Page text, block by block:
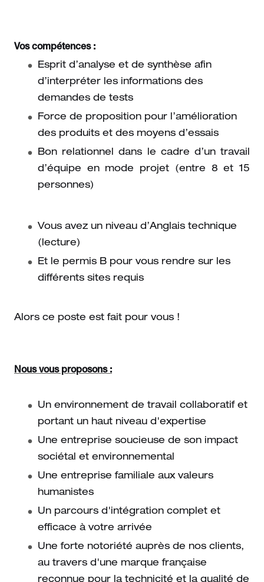
Vos compétences :
Esprit d’analyse et de synthèse afin
d’interpréter les informations des
demandes de tests
Force de proposition pour l’amélioration
des produits et des moyens d’essais
Bon relationnel dans le cadre d’un travail
d’équipe en mode projet (entre 8 et 15
personnes)
Vous avez un niveau d’Anglais technique
(lecture)
Et le permis B pour vous rendre sur les
différents sites requis
Alors ce poste est fait pour vous !
Nous vous proposons :
Un environnement de travail collaboratif et
portant un haut niveau d'expertise
Une entreprise soucieuse de son impact
sociétal et environnemental
Une entreprise familiale aux valeurs
humanistes
Un parcours d'intégration complet et
efficace à votre arrivée
Une forte notoriété auprès de nos clients,
au travers d'une marque française